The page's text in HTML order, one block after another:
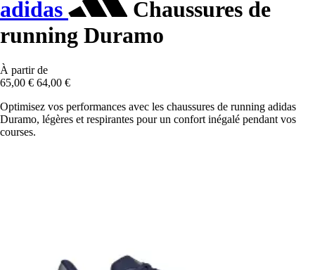
adidas
Chaussures de
running Duramo
À partir de
65,00 € 64,00 €
Optimisez vos performances avec les chaussures de running adidas
Duramo, légères et respirantes pour un confort inégalé pendant vos
courses.